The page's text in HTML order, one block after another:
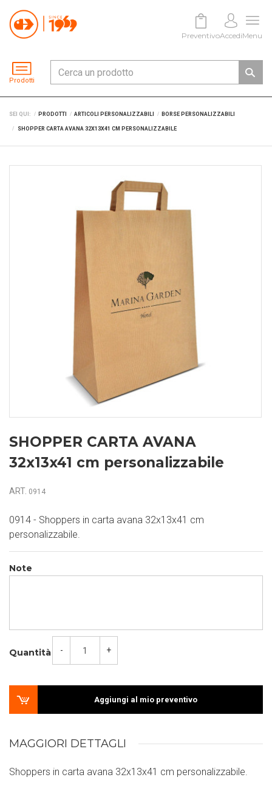
Prodotti
PreventivoAccediMenu
SEI QUI: PRODOTTI ARTICOLI PERSONALIZZABILI BORSE PERSONALIZZABILI
SHOPPER CARTA AVANA 32X13X41 CM PERSONALIZZABILE
SHOPPER CARTA AVANA
32x13x41 cm personalizzabile
ART. 0914
0914 - Shoppers in carta avana 32x13x41 cm
personalizzabile.
Note
Quantità - +
Aggiungi al mio preventivo
MAGGIORI DETTAGLI
Shoppers in carta avana 32x13x41 cm personalizzabile.